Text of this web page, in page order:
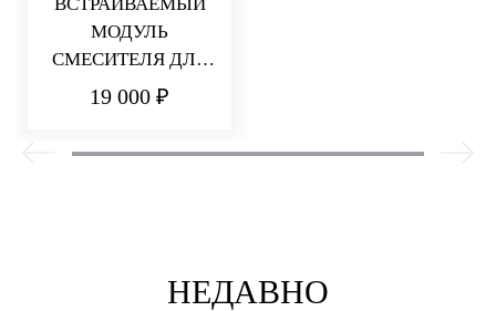
МОДУЛЬ
СМЕСИТЕЛЯ ДЛЯ
РАКОВИНЫ/ДУША
19 000 ₽
НЕДАВНО